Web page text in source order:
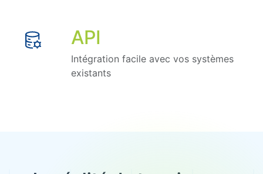
API
Intégration facile avec vos systèmes
existants